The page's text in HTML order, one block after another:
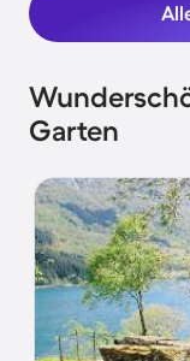
Garten